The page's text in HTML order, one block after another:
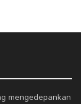
mengedepankan